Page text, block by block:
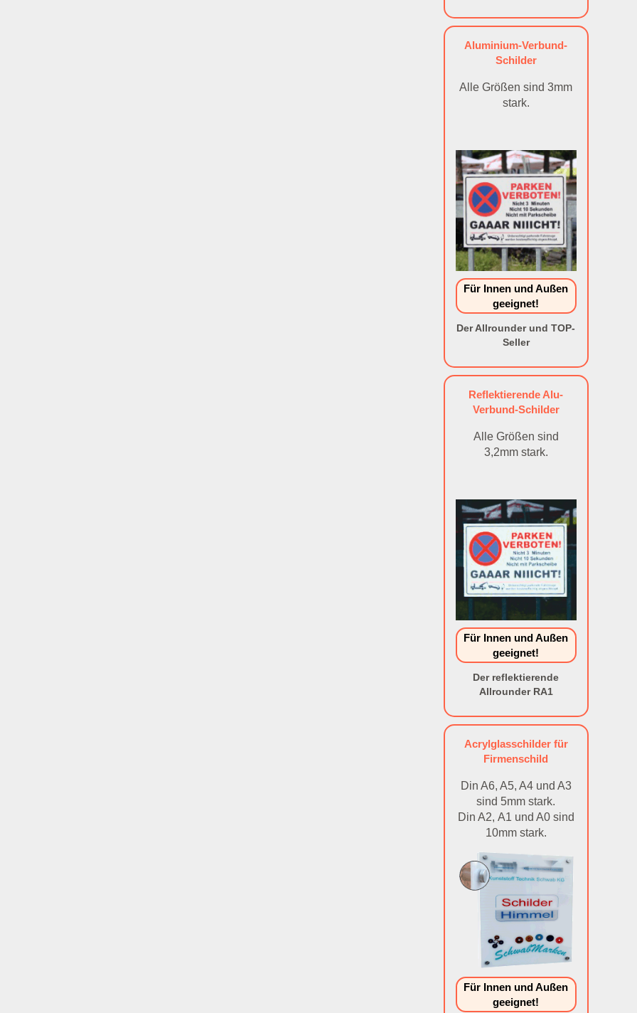
Aluminium-Verbund-
Schilder
Alle Größen sind 3mm
stark.
Für Innen und Außen
geeignet!
Der Allrounder und TOP-
Seller
Reflektierende Alu-
Verbund-Schilder
Alle Größen sind
3,2mm stark.
Für Innen und Außen
geeignet!
Der reflektierende
Allrounder RA1
Acrylglasschilder für
Firmenschild
Din A6, A5, A4 und A3
sind 5mm stark.
Din A2, A1 und A0 sind
10mm stark.
Für Innen und Außen
geeignet!